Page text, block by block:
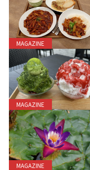
MAGAZINE
MAGAZINE
MAGAZINE